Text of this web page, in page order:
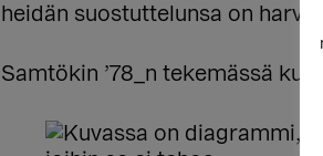
heidän suostuttelunsa on
Samtökin ’78_n tekemässä